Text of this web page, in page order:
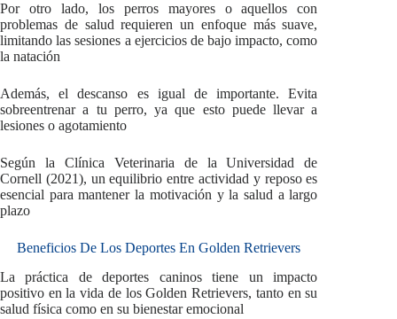
Por otro lado, los perros mayores o aquellos con
problemas de salud requieren un enfoque más suave,
limitando las sesiones a ejercicios de bajo impacto, como
la natación
Además, el descanso es igual de importante. Evita
sobreentrenar a tu perro, ya que esto puede llevar a
lesiones o agotamiento
Según la Clínica Veterinaria de la Universidad de
Cornell (2021), un equilibrio entre actividad y reposo es
esencial para mantener la motivación y la salud a largo
plazo
Beneficios De Los Deportes En Golden Retrievers
La práctica de deportes caninos tiene un impacto
positivo en la vida de los Golden Retrievers, tanto en su
salud física como en su bienestar emocional